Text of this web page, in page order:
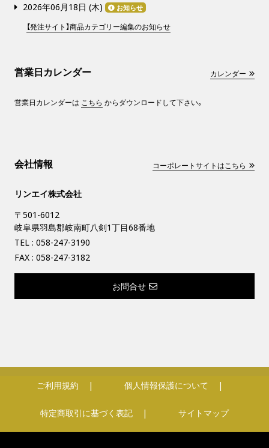
2026年06月18日 (木) お知らせ
【発注サイト】商品カテゴリー編集のお知らせ
営業日カレンダー カレンダー
営業日カレンダーは こちら からダウンロードして下さい。
会社情報 コーポレートサイトはこちら
リンエイ株式会社
〒501-6012
岐阜県羽島郡岐南町八剣1丁目68番地
TEL : 058-247-3190
FAX : 058-247-3182
お問合せ
ご利用規約 個人情報保護について
特定商取引に基づく表記 サイトマップ